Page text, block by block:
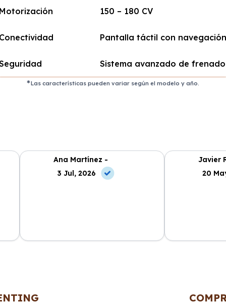
Motorización 150 – 180 CV
Conectividad Pantalla táctil con
Sistema avanzado de frenado
Las características pueden variar según el modelo y año.
Ana Martínez -
3 Jul, 2026
Javier
20